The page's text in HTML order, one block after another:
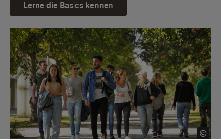
Lerne die Basics kennen